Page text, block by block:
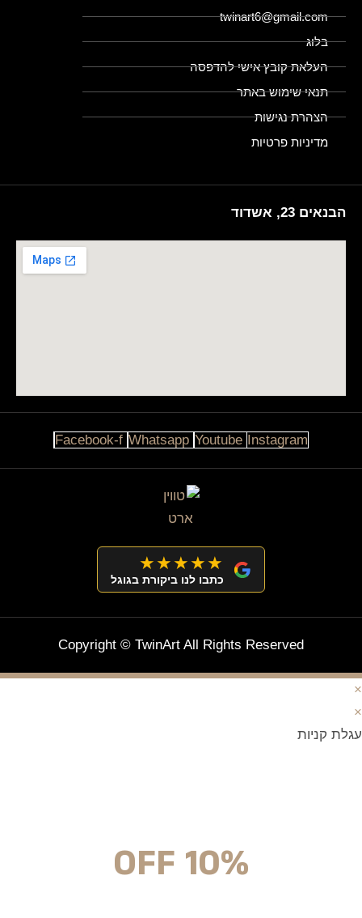
twinart6@gmail.com
בלוג
העלאת קובץ אישי להדפסה
תנאי שימוש באתר
הצהרת נגישות
מדיניות פרטיות
הבנאים 23, אשדוד
Facebook-f Whatsapp Youtube Instagram
★★★★★
כתבו לנו ביקורת בגוגל
Copyright © TwinArt All Rights Reserved
×
×
עגלת קניות
10% OFF